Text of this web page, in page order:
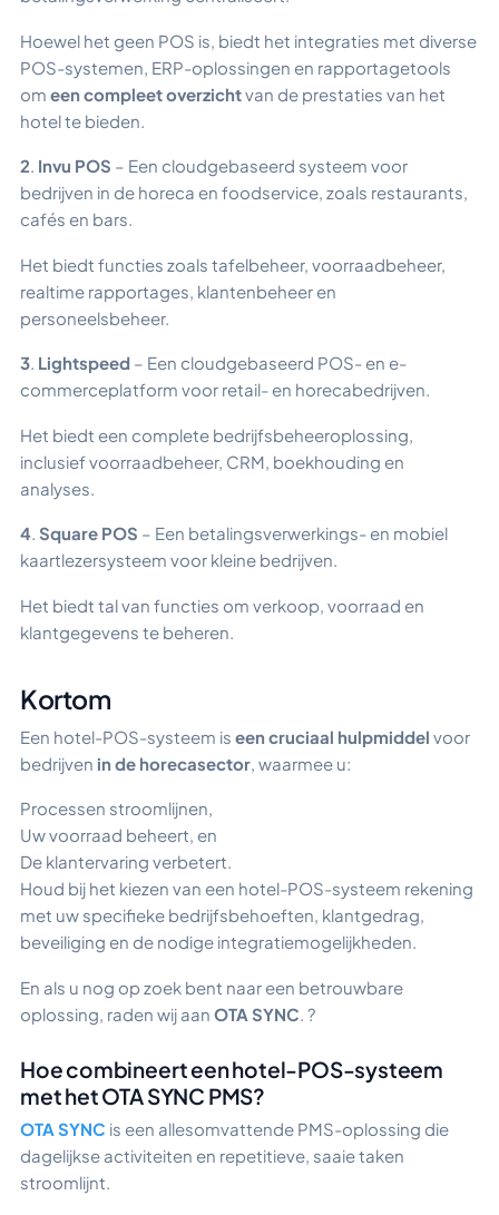
Hoewel het geen POS is, biedt het integraties met diverse
POS-systemen, ERP-oplossingen en rapportagetools
om een compleet overzichtvan de prestaties van het
hotel te bieden.
2. Invu POS – Een cloudgebaseerd systeem voor
bedrijven in de horeca en foodservice, zoals restaurants,
cafés en bars.
Het biedt functies zoals tafelbeheer, voorraadbeheer,
realtime rapportages, klantenbeheer en
personeelsbeheer.
3. Lightspeed – Een cloudgebaseerd POS- en e-
commerceplatform voor retail- en horecabedrijven.
Het biedt een complete bedrijfsbeheeroplossing,
inclusief voorraadbeheer, CRM, boekhouding en
analyses.
4. Square POS – Een betalingsverwerkings- en mobiel
kaartlezersysteem voor kleine bedrijven.
Het biedt tal van functies om verkoop, voorraad en
klantgegevens te beheren.
Kortom
Een hotel-POS-systeem is een cruciaal hulpmiddel voor
bedrijven in de horecasector, waarmee u:
Processen stroomlijnen,
Uw voorraad beheert, en
De klantervaring verbetert.
Houd bij het kiezen van een hotel-POS-systeem rekening
met uw specifieke bedrijfsbehoeften, klantgedrag,
beveiliging en de nodige integratiemogelijkheden.
En als u nog op zoek bent naar een betrouwbare
oplossing, raden wij aan OTA SYNC. ?
Hoe combineert een hotel-POS-systeem
met het OTA SYNC PMS?
OTA SYNC is een allesomvattende PMS-oplossing die
dagelijkse activiteiten en repetitieve, saaie taken
stroomlijnt.